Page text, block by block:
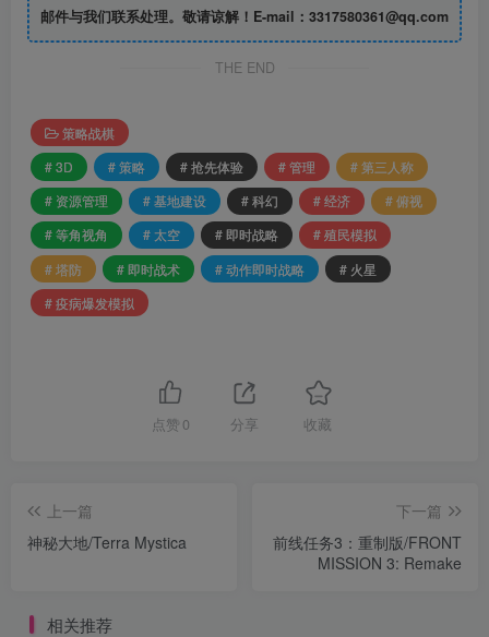
邮件与我们联系处理。敬请谅解！E-mail：3317580361@qq.com
THE END
策略战棋
# 3D
# 策略 # 抢先体验 # 管理
# 第三人称
# 资源管理
# 基地建设 # 科幻 # 经济
# 俯视
# 等角视角
# 太空 # 即时战略
# 殖民模拟
# 塔防
# 即时战术 # 动作即时战略
# 火星
# 疫病爆发模拟
点赞 0 分享 收藏
上一篇
神秘大地/Terra Mystica
下一篇
前线任务3：重制版/FRONT
MISSION 3: Remake
相关推荐